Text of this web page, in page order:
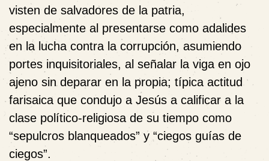
visten de salvadores de la patria,
especialmente al presentarse como adalides
en la lucha contra la corrupción, asumiendo
portes inquisitoriales, al señalar la viga en ojo
ajeno sin deparar en la propia; típica actitud
farisaica que condujo a Jesús a calificar a la
clase político-religiosa de su tiempo como
“sepulcros blanqueados” y “ciegos guías de
ciegos”.